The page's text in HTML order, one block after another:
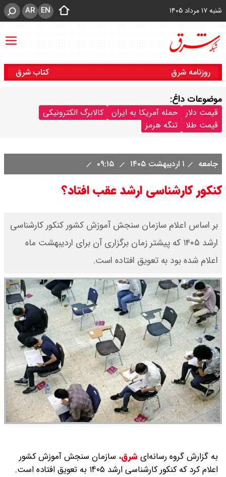
شنبه ۱۷ مرداد ۱۴۰۵ EN
AR
روزنامه شرق کتاب شرق
موضوعات داغ:
قیمت دلار حمله آمریکا به ایران
کالابرگ الکترونیکی
قیمت طلا
تنگه هرمز
جامعه ۱ اردیبهشت ۱۴۰۵
کنکور کارشناسی ارشد عقب افتاد؟
بر اساس اعلام سازمان سنجش آموزش کشور کنکور کارشناسی
ارشد ۱۴۰۵ که پیشتر زمان برگزاری آن برای اردیبهشت ماه
اعلام شده بود به تعویق افتاده است.
به گزارش گروه رسانه‌ایشرق، سازمان سنجش آموزش کشور
اعلام کرد که کنکور کارشناسی ارشد ۱۴۰۵ به تعویق افتاده است.